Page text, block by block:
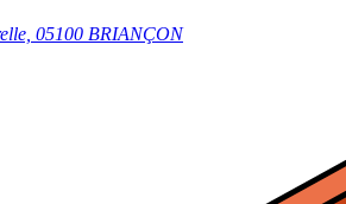
05100 BRIANÇON